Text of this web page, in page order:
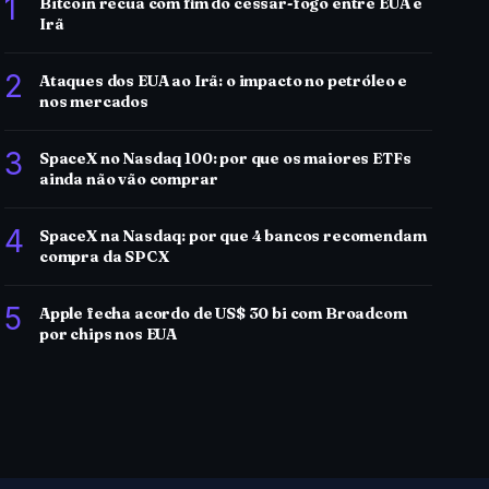
1
Irã
2
Ataques dos EUA ao Irã: o impacto no petróleo e
nos mercados
3
SpaceX no Nasdaq 100: por que os maiores ETFs
ainda não vão comprar
4
SpaceX na Nasdaq: por que 4 bancos recomendam
compra da SPCX
5
Apple fecha acordo de US$ 30 bi com Broadcom
por chips nos EUA